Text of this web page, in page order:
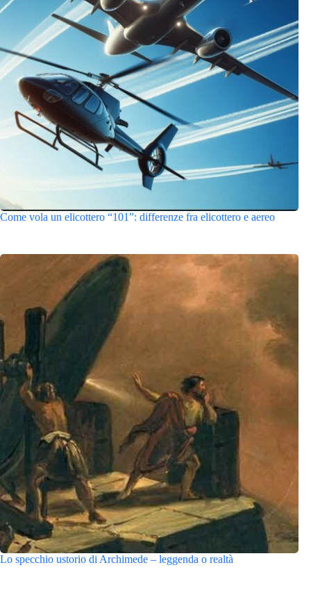
Come vola un elicottero “101”: differenze fra elicottero e aereo
Lo specchio ustorio di Archimede – leggenda o realtà